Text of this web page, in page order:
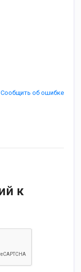
Сообщить об ошибке
к